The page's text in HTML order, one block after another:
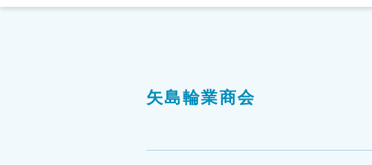
矢島輪業商会